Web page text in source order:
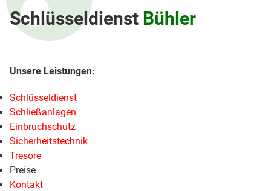
Schlüsseldienst Bühler
Schlüsseldienst
Schließanlagen
Einbruchschutz
Sicherheitstechnik
Tresore
Preise
Kontakt